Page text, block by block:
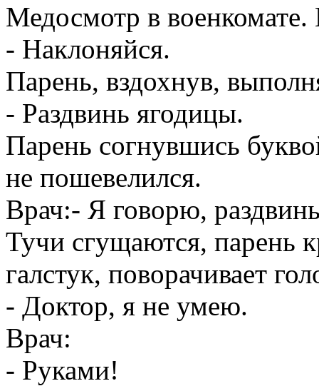
Медосмотр в военкомате.
- Наклоняйся.
Парень, вздохнув,
- Раздвинь ягодицы.
Парень согнувшись
не пошевелился.
Врач:- Я говорю,
Тучи сгущаются, парень
галстук, поворачивает
- Доктор, я не умею.
Врач:
- Руками!